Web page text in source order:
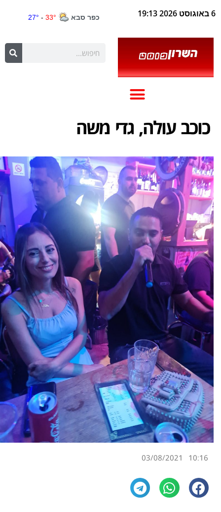
6 באוגוסט 2026 19:13
כוכב עולה, גדי משה
10:16
03/08/2021